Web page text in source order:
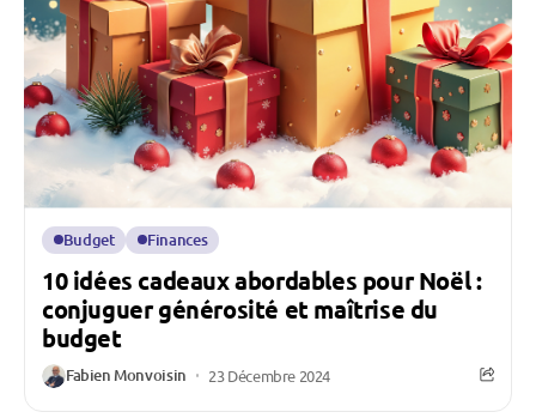
Budget Finances
10 idées cadeaux abordables pour Noël :
conjuguer générosité et maîtrise du
budget
Fabien Monvoisin 23 Décembre 2024